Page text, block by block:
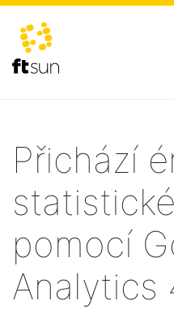
Přichází
pomocí
Analytics